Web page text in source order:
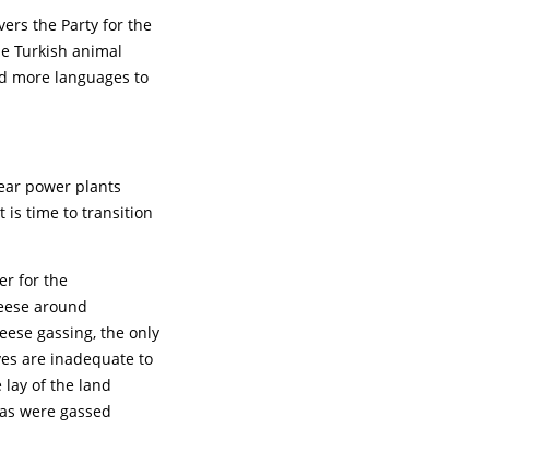
the Party for the
Turkish animal
more languages to
power plants
is time to transition
for the
around
gassing, the only
are inadequate to
lay of the land
were gassed